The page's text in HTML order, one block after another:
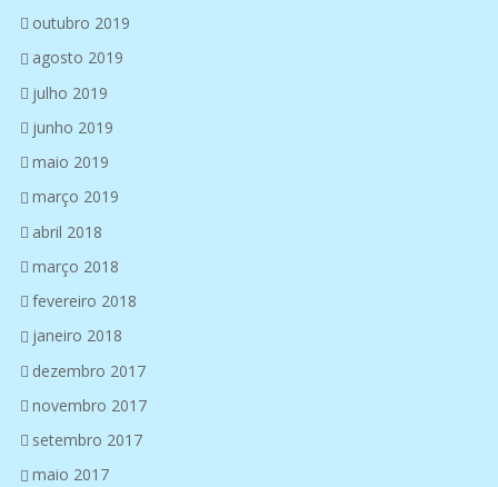
outubro 2019
agosto 2019
julho 2019
junho 2019
maio 2019
março 2019
abril 2018
março 2018
fevereiro 2018
janeiro 2018
dezembro 2017
novembro 2017
setembro 2017
maio 2017